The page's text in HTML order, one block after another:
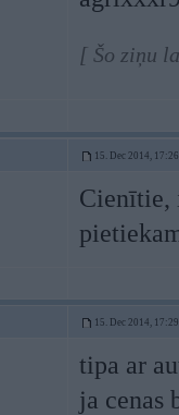
[ Šo ziņu
15. Dec 2014, 17:26
Cienītie,
15. Dec 2014, 17:29
tipa ar
ja cenas